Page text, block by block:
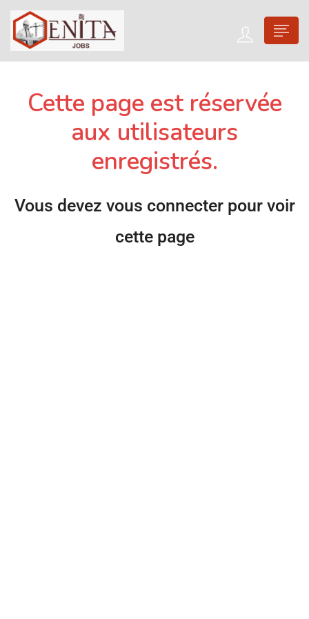
Cette page est réservée
aux utilisateurs
enregistrés.
Vous devez vous connecter pour voir
cette page